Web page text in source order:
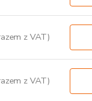
z VAT)
z VAT)